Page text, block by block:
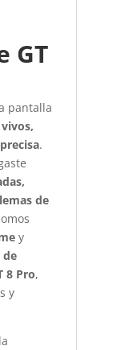
GT
pantalla
.
de
y
de
8 Pro,
y